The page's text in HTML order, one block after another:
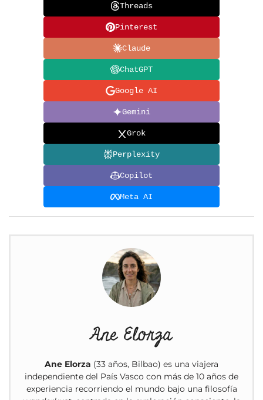
Threads
Pinterest
Claude
ChatGPT
Google AI
Gemini
Grok
Perplexity
Copilot
Meta AI
Ane Elorza
Ane Elorza (33 años, Bilbao) es una viajera
independiente del País Vasco con más de 10 años de
experiencia recorriendo el mundo bajo una filosofía